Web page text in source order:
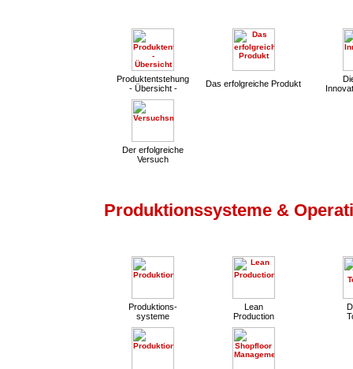
Produktentstehung
- Übersicht -
Das erfolgreiche Produkt
Der erfolgreiche
Versuch
Produktionssysteme &
Produktions-
systeme
Lean
Production